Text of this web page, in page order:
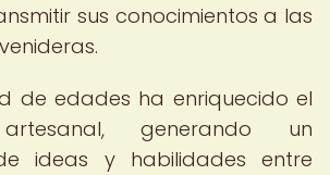
sus conocimientos a las
de edades ha enriquecido el
generando un
ideas y habilidades entre